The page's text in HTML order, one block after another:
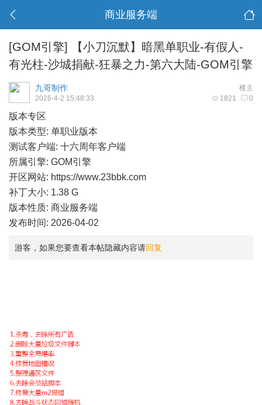
商业服务端
[GOM引擎]
【小刀沉默】暗黑单职业-有假人-
有光柱-沙城捐献-狂暴之力-第六大陆-GOM引擎
楼主
九哥制作
1821 0
2026-4-2 15:48:33
版本专区
版本类型: 单职业版本
测试客户端: 十六周年客户端
所属引擎: GOM引擎
开区网站: https://www.23bbk.com
补丁大小: 1.38 G
版本性质: 商业服务端
发布时间: 2026-04-02
游客，如果您要查看本帖隐藏内容请回复